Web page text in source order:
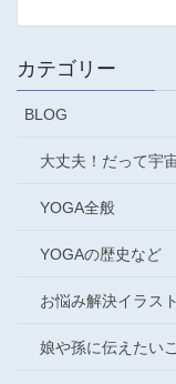
カテゴリー
BLOG
大丈夫！だって宇
YOGA全般
YOGAの歴史など
お悩み解決イラスト
娘や孫に伝えたい